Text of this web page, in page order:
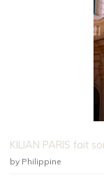
KILIAN PARIS fait
by Philippine